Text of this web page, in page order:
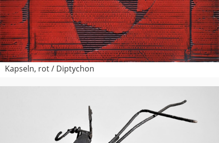
Kapseln, rot / Diptychon